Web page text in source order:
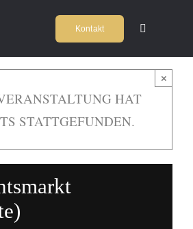
Kontakt
Toggle
HAT
STATTGEFUNDEN.
×